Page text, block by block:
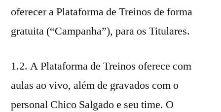
oferecer a Plataforma de Treinos de forma
gratuita (“Campanha”), para os Titulares.
1.2. A Plataforma de Treinos oferece com
aulas ao vivo, além de gravados com o
personal Chico Salgado e seu time. O